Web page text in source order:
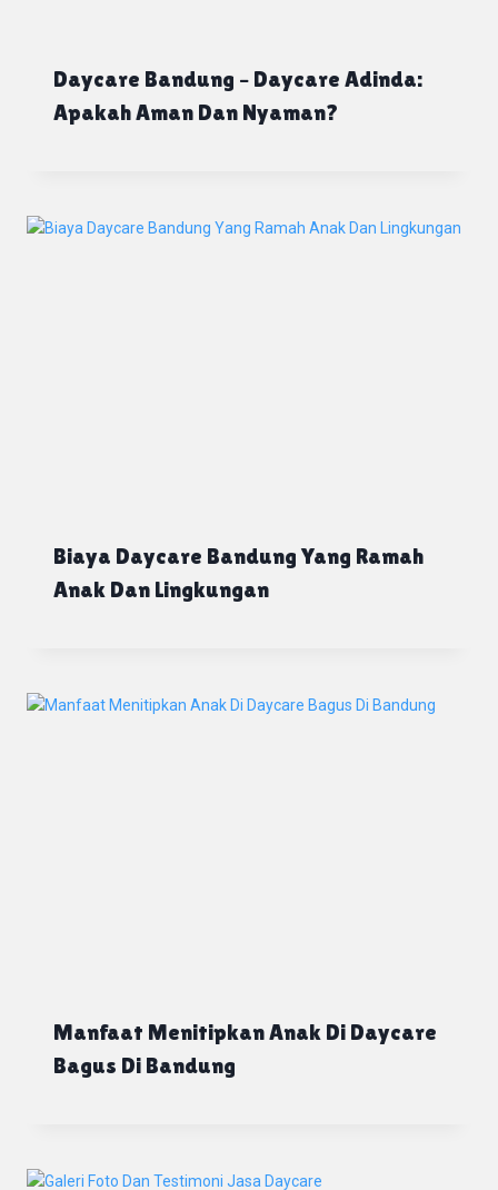
Daycare Bandung – Daycare Adinda:
Apakah Aman Dan Nyaman?
Biaya Daycare Bandung Yang Ramah
Anak Dan Lingkungan
Manfaat Menitipkan Anak Di Daycare
Bagus Di Bandung